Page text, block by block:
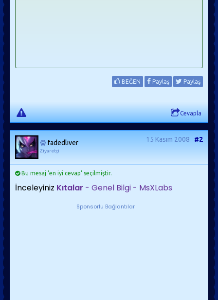
BEĞEN Paylaş Paylaş
Cevapla
fadedliver
Ziyaretçi
15 Kasım 2008 #2
Bu mesaj 'en iyi cevap' seçilmiştir.
İnceleyiniz Kıtalar - Genel Bilgi - MsXLabs
Sponsorlu Bağlantılar